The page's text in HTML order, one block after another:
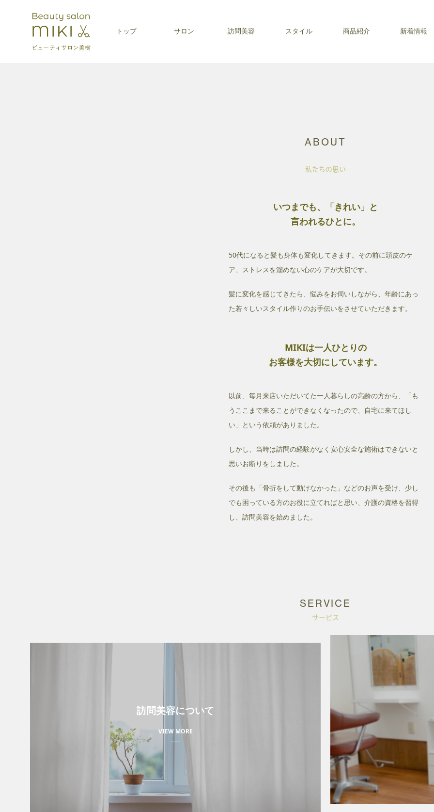
トップ サロン 訪問美容 スタイル 商品紹介 新着情報
ABOUT
私たちの思い
いつまでも、「きれい」と
言われるひとに。
50代になると髪も身体も変化してきます。その前に頭皮のケ
ア、ストレスを溜めない心のケアが大切です。
髪に変化を感じてきたら、悩みをお伺いしながら、年齢にあっ
た若々しいスタイル作りのお手伝いをさせていただきます。
MIKIは一人ひとりの
お客様を大切にしています。
以前、毎月来店いただいてた一人暮らしの高齢の方から、「も
うここまで来ることができなくなったので、自宅に来てほし
い」という依頼がありました。
しかし、当時は訪問の経験がなく安心安全な施術はできないと
思いお断りをしました。
その後も「骨折をして動けなかった」などのお声を受け、少し
でも困っている方のお役に立てればと思い、介護の資格を習得
し、訪問美容を始めました。
SERVICE
サービス
訪問美容について
VIEW MORE